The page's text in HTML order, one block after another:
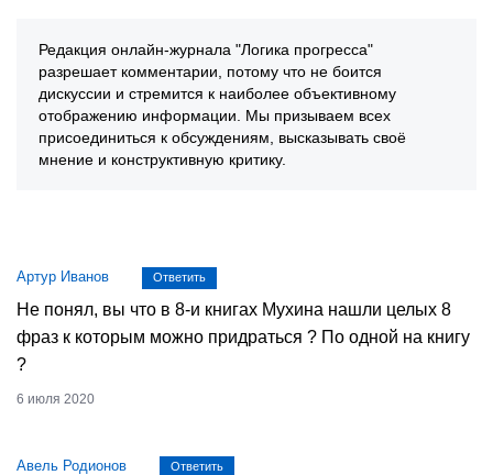
Редакция онлайн-журнала "Логика прогресса"
разрешает комментарии, потому что не боится
дискуссии и стремится к наиболее объективному
отображению информации. Мы призываем всех
присоединиться к обсуждениям, высказывать своё
мнение и конструктивную критику.
Артур Иванов Ответить
Не понял, вы что в 8-и книгах Мухина нашли целых 8
фраз к которым можно придраться ? По одной на книгу
?
6 июля 2020
Авель Родионов Ответить